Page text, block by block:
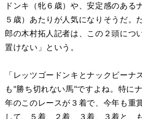
ドンキ（牝６歳）や、安定感のある
５歳）あたりが人気になりそうだ。
郎の木村拓人記者は、この２頭につ
置けない」という。
「レッツゴードンキとナックビーナ
も"勝ち切れない馬"ですよね。特に
年のこのレースが３着で、今年も重
して、５着、２着、３着、３着と、